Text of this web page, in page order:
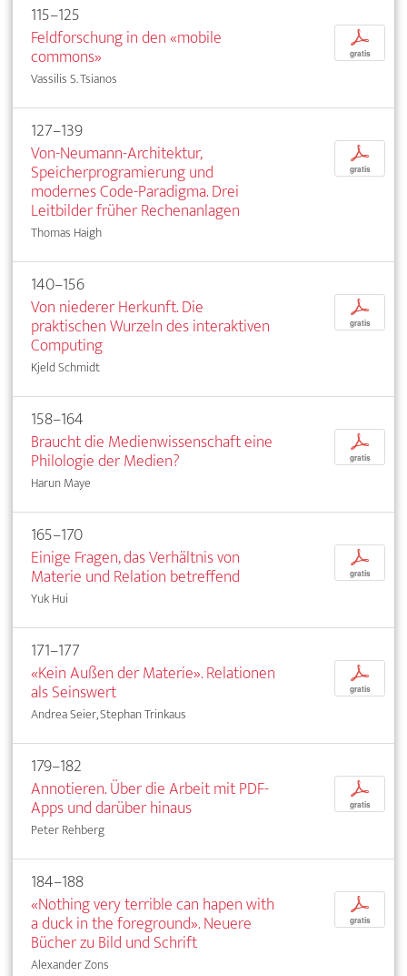
115–125
Feldforschung in den «mobile
commons»
Vassilis S. Tsianos
p
gratis
127–139
Von-Neumann-Architektur,
Speicherprogramierung und
modernes Code-Paradigma. Drei
Leitbilder früher Rechenanlagen
Thomas Haigh
p
gratis
140–156
Von niederer Herkunft. Die
praktischen Wurzeln des interaktiven
Computing
Kjeld Schmidt
p
gratis
158–164
Braucht die Medienwissenschaft eine
Philologie der Medien?
Harun Maye
p
gratis
165–170
Einige Fragen, das Verhältnis von
Materie und Relation betreffend
Yuk Hui
p
gratis
171–177
«Kein Außen der Materie». Relationen
als Seinswert
Andrea Seier, Stephan Trinkaus
p
gratis
179–182
Annotieren. Über die Arbeit mit PDF-
Apps und darüber hinaus
Peter Rehberg
p
gratis
184–188
«Nothing very terrible can hapen with
a duck in the foreground». Neuere
Bücher zu Bild und Schrift
Alexander Zons
p
gratis